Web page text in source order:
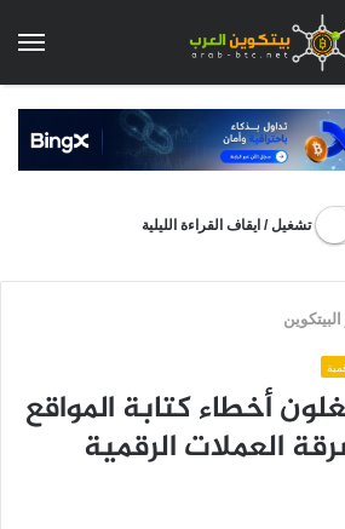
تشغيل / ايقاف القراءة الليلية
أخطاء كتابة المواقع
العملات الرقمية